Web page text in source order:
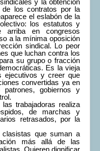
y la obtención
de los contratos por la
el eslabón de la
los estatutos y
arriba en congresos
a la mínima oposición
sindical. Lo peor
que luchan contra los
su grupo o fracción
Es la vieja
ejecutivos y creer que
convertidas ya en
gobiernos y
trabajadoras realiza
de marchas y
retrasados, por la
clasistas que suman a
más allá de las